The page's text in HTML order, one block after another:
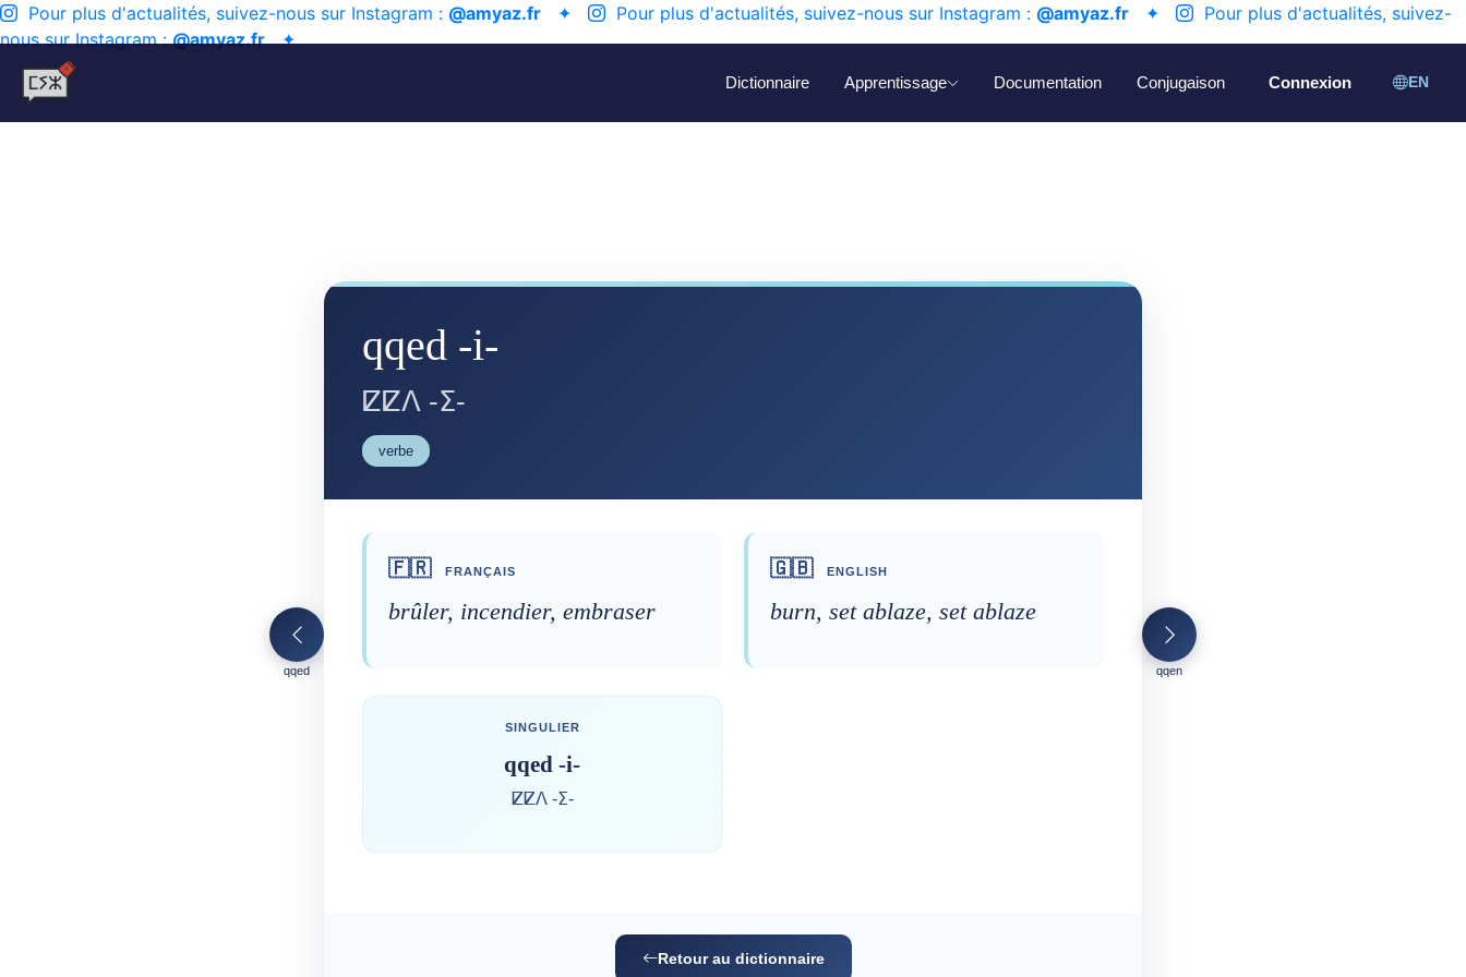
Pour plus d'actualités, suivez-nous sur Instagram : @amyaz.fr ✦ Pour plus d'actualités, suivez-nous sur Instagram : @amyaz.fr ✦
Pour plus d'actualités, suivez-
nous sur Instagram :@amyaz.fr✦
Dictionnaire Apprentissage Documentation Conjugaison Connexion EN
qqed
qqed -i-
ⵇⵇⴷ -ⵉ-
verbe
🇫🇷 FRANÇAIS
brûler, incendier, embraser
🇬🇧 ENGLISH
burn, set ablaze, set ablaze
SINGULIER
qqed -i-
ⵇⵇⴷ -ⵉ-
Retour au dictionnaire
qqen